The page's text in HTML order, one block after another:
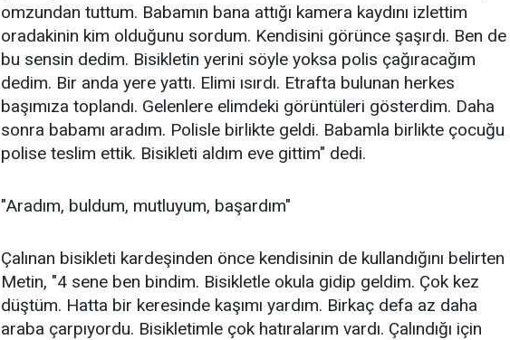
omzundan tuttum. Babamın bana attığı kamera kaydını izlettim
oradakinin kim olduğunu sordum. Kendisini görünce şaşırdı. Ben de
bu sensin dedim. Bisikletin yerini söyle yoksa polis çağıracağım
dedim. Bir anda yere yattı. Elimi ısırdı. Etrafta bulunan herkes
başımıza toplandı. Gelenlere elimdeki görüntüleri gösterdim. Daha
sonra babamı aradım. Polisle birlikte geldi. Babamla birlikte çocuğu
polise teslim ettik. Bisikleti aldım eve gittim" dedi.
"Aradım, buldum, mutluyum, başardım"
Çalınan bisikleti kardeşinden önce kendisinin de kullandığını belirten
Metin, "4 sene ben bindim. Bisikletle okula gidip geldim. Çok kez
düştüm. Hatta bir keresinde kaşımı yardım. Birkaç defa az daha
araba çarpıyordu. Bisikletimle çok hatıralarım vardı. Çalındığı için